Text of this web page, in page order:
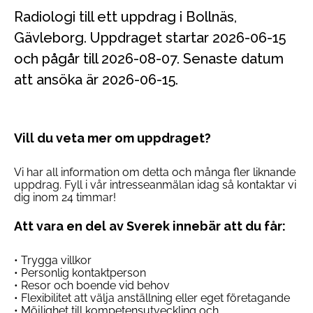
Radiologi till ett uppdrag i Bollnäs,
Gävleborg. Uppdraget startar 2026-06-15
och pågår till 2026-08-07. Senaste datum
att ansöka är 2026-06-15.
Vill du veta mer om uppdraget?
Vi har all information om detta och många fler liknande
uppdrag. Fyll i vår intresseanmälan idag så kontaktar vi
dig inom 24 timmar!
Att vara en del av Sverek innebär att du får:
• Trygga villkor
• Personlig kontaktperson
• Resor och boende vid behov
• Flexibilitet att välja anställning eller eget företagande